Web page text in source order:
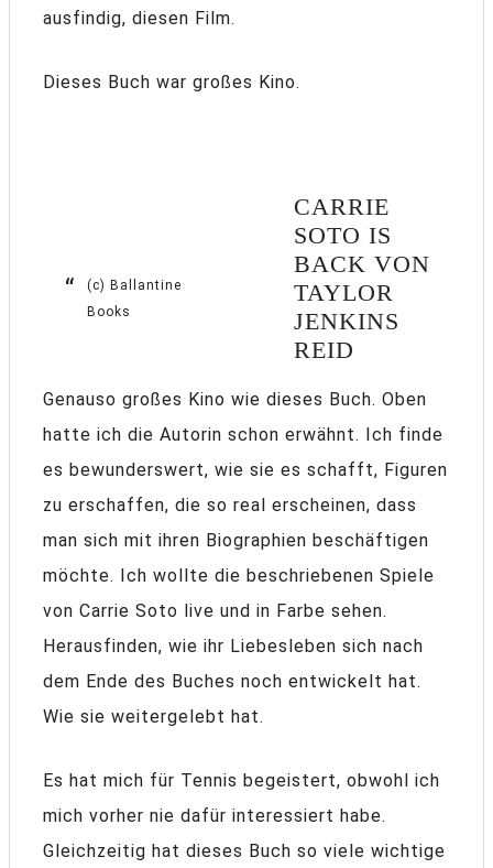
ausfindig, diesen Film.
Dieses Buch war großes Kino.
(c) Ballantine
Books
CARRIE
SOTO IS
BACK VON
TAYLOR
JENKINS
REID
Genauso großes Kino wie dieses Buch. Oben
hatte ich die Autorin schon erwähnt. Ich finde
es bewunderswert, wie sie es schafft, Figuren
zu erschaffen, die so real erscheinen, dass
man sich mit ihren Biographien beschäftigen
möchte. Ich wollte die beschriebenen Spiele
von Carrie Soto live und in Farbe sehen.
Herausfinden, wie ihr Liebesleben sich nach
dem Ende des Buches noch entwickelt hat.
Wie sie weitergelebt hat.
Es hat mich für Tennis begeistert, obwohl ich
mich vorher nie dafür interessiert habe.
Gleichzeitig hat dieses Buch so viele wichtige